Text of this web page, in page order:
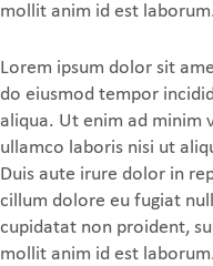
mollit anim id est laborum.
Lorem ipsum dolor sit
do eiusmod tempor
aliqua. Ut enim ad minim
ullamco laboris nisi ut
Duis aute irure dolor in
cillum dolore eu fugiat
cupidatat non proident,
mollit anim id est laborum.